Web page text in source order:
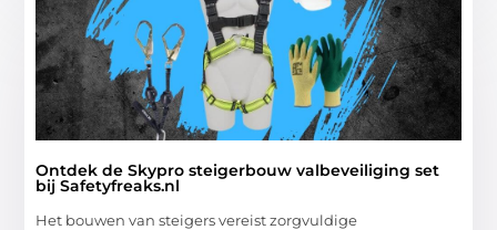
Ontdek de Skypro steigerbouw valbeveiliging set
bij Safetyfreaks.nl
Het bouwen van steigers vereist zorgvuldige